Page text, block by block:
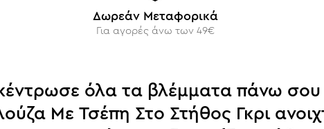
Δωρεάν Μεταφορικά
Για αγορές άνω των 49€
όλα τα βλέμματα πάνω σου
Με Τσέπη Στο Στήθος Γκρι